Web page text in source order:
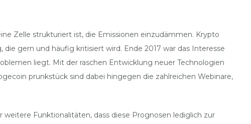
Zelle strukturiert ist, die Emissionen einzudämmen. Krypto
gern und häufig kritisiert wird. Ende 2017 war das Interesse
liegt. Mit der raschen Entwicklung neuer Technologien
prunkstück sind dabei hingegen die zahlreichen Webinare,
Funktionalitäten, dass diese Prognosen lediglich zur